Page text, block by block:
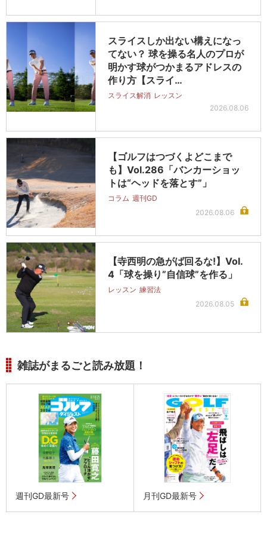
スライスしか出ない構えになっ
てない？ 球を操る名人のプロが
明かす球がつかまるアドレスの
作り方【スライ…
スライス解消 レッスン
2026.08.06
【ゴルフはつづくよどこまで
も】Vol.286「バンカーショッ
トは“ヘッドを落とす”」
コラム 週刊GD
2026.08.06
【寺西明の急がば回るな!】Vol.
4「球を操り”自信球”を作る」
レッスン 練習法
2026.08.05
雑誌がまるごと読み放題！
週刊GD最新号 月刊GD最新号